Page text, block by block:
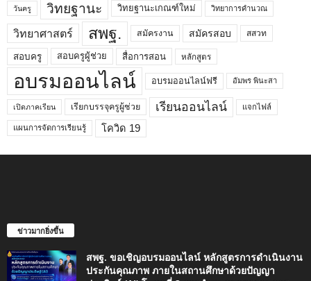
วันครู วิทยฐานะ วิทยฐานะเกณฑ์ใหม่ วิทยาการคำนวณ
วิทยาศาสตร์ สพฐ. สมัครงาน สมัครสอบ สสวท
สอบครู สอบครูผู้ช่วย สื่อการสอน หลักสูตร
อบรมออนไลน์ อบรมออนไลน์ฟรี อัมพร พินะสา
เปิดภาคเรียน เรียกบรรจุครูผู้ช่วย เรียนออนไลน์ แจกไฟล์
แผนการจัดการเรียนรู้ โควิด 19
ข่าวมากยิ่งขึ้น
สพฐ. ขอเชิญอบรมออนไลน์ หลักสูตรการดำเนินงาน
ประกันคุณภาพ ภายในสถานศึกษาด้วยปัญญา